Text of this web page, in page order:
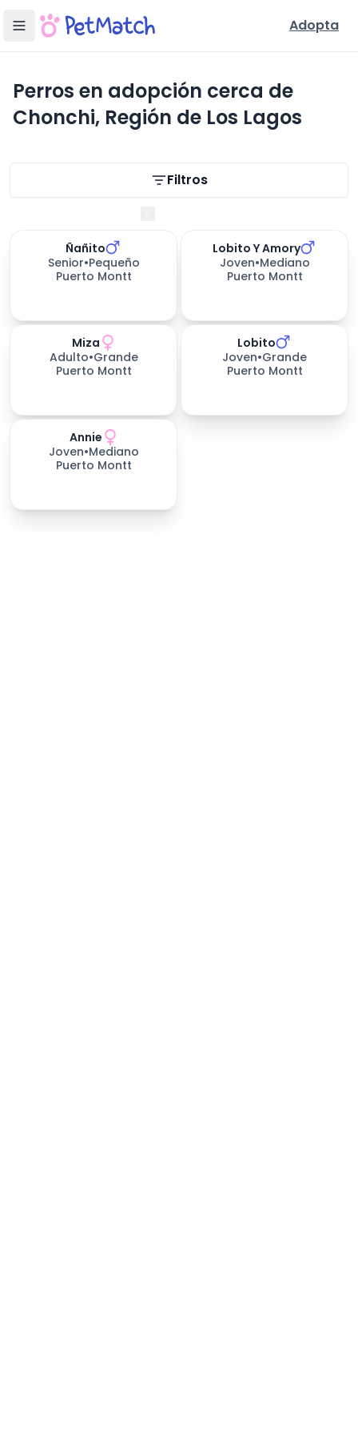
Adopta
Perros en adopción cerca de
Chonchi, Región de Los Lagos
Filtros
Ñañito
Senior•Pequeño
Puerto Montt
Lobito Y Amory
Joven•Mediano
Puerto Montt
días esperando
Miza
Adulto•Grande
Puerto Montt
Lobito
Joven•Grande
Puerto Montt
días esperando
Annie
Joven•Mediano
Puerto Montt